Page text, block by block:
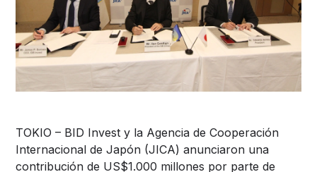
TOKIO – BID Invest y la Agencia de Cooperación
Internacional de Japón (JICA) anunciaron una
contribución de US$1.000 millones por parte de